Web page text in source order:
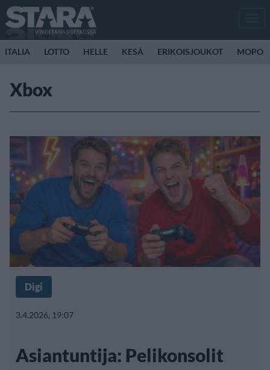
ITALIA LOTTO HELLE KESÄ ERIKOISJOUKOT MOPO
Xbox
Digi
3.4.2026, 19:07
Asiantuntija: Pelikonsolit